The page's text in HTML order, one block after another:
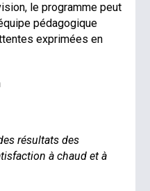
le programme peut
pédagogique
exprimées en
résultats des
à chaud et à